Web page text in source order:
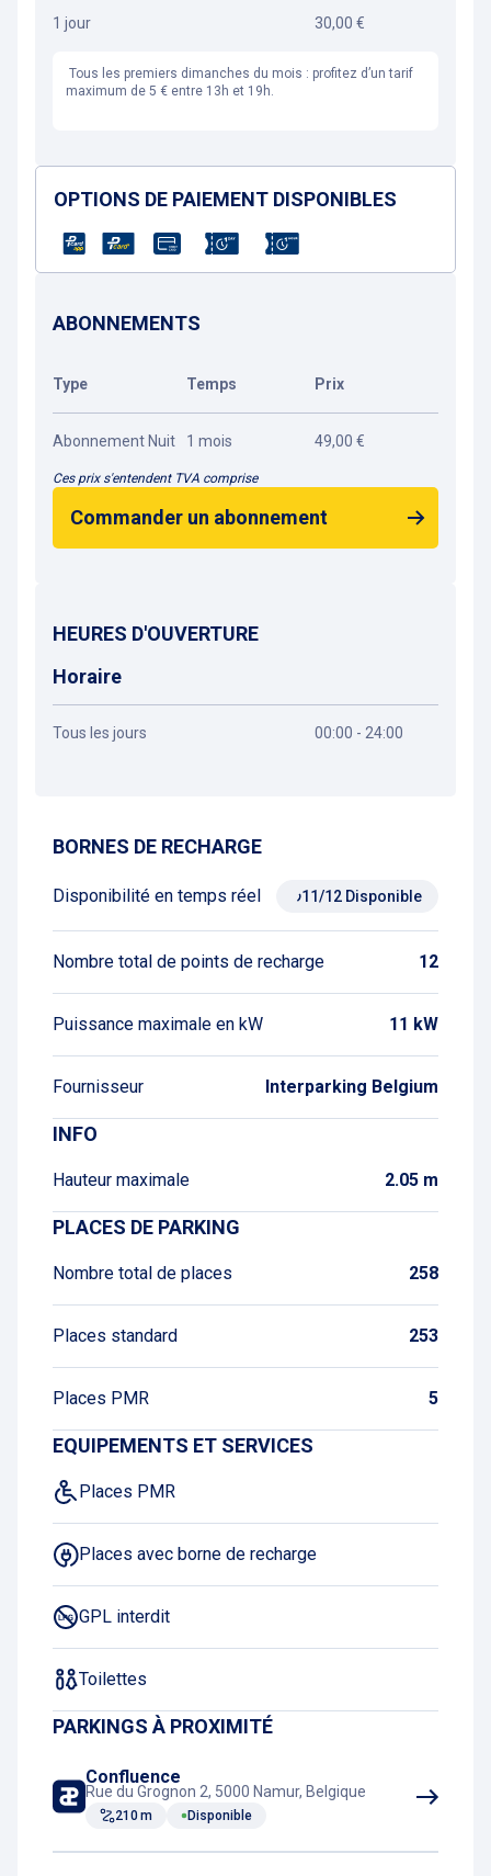
1 jour 30,00 €
Tous les premiers dimanches du mois : profitez d’un tarif
maximum de 5 € entre 13h et 19h.
OPTIONS DE PAIEMENT DISPONIBLES
ABONNEMENTS
Type Temps Prix
Abonnement Nuit 1 mois 49,00 €
Ces prix s'entendent TVA comprise
Commander un abonnement
HEURES D'OUVERTURE
Horaire
Tous les jours 00:00 - 24:00
BORNES DE RECHARGE
Disponibilité en temps réel 11/12 Disponible
Nombre total de points de recharge 12
Puissance maximale en kW 11 kW
Fournisseur Interparking Belgium
INFO
Hauteur maximale 2.05 m
PLACES DE PARKING
Nombre total de places 258
Places standard 253
Places PMR 5
EQUIPEMENTS ET SERVICES
Places PMR
Places avec borne de recharge
GPL interdit
Toilettes
PARKINGS À PROXIMITÉ
Confluence
Rue du Grognon 2, 5000 Namur, Belgique
210 m Disponible